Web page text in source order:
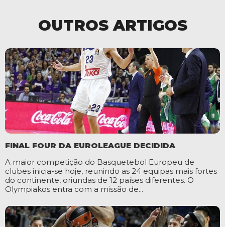
OUTROS ARTIGOS
FINAL FOUR DA EUROLEAGUE DECIDIDA
A maior competição do Basquetebol Europeu de
clubes inicia-se hoje, reunindo as 24 equipas mais fortes
do continente, oriundas de 12 países diferentes. O
Olympiakos entra com a missão de...